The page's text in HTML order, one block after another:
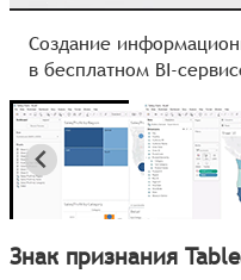
Создание
в бесплатном BI-
Знак признания